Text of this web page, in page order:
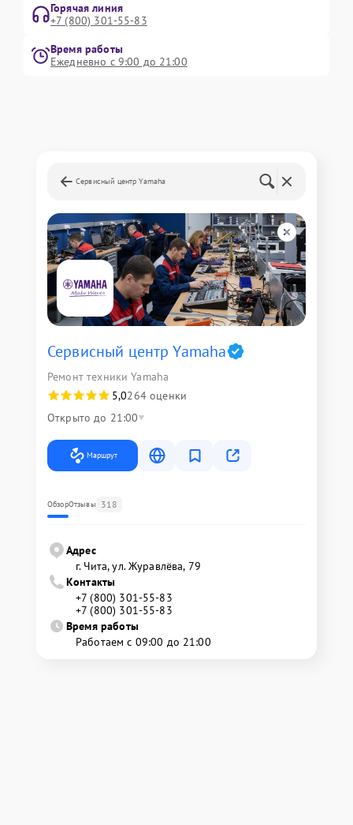
Горячая линия
+7 (800) 301-55-83
Время работы
Ежедневно с 9:00 до 21:00
Сервисный центр Yamaha
Сервисный центр Yamaha
Ремонт техники Yamaha
5,0264 оценки
Открыто до 21:00
Маршрут
ОбзорОтзывы 318
Адрес
г. Чита, ул. Журавлёва, 79
Контакты
+7 (800) 301-55-83
+7 (800) 301-55-83
Время работы
Работаем с 09:00 до 21:00